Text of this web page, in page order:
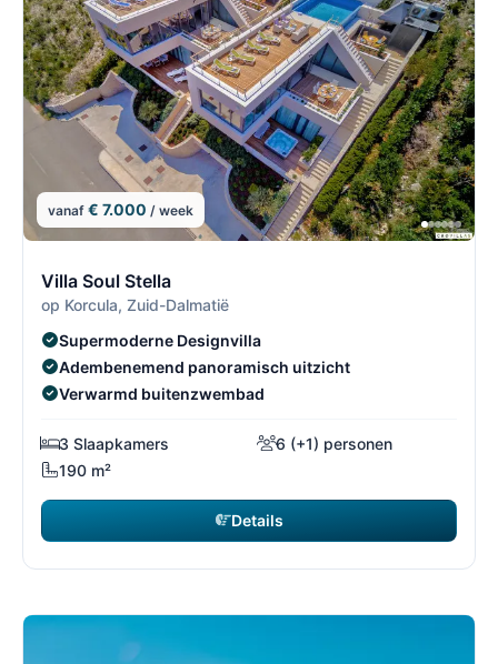
vanaf € 7.000 / week
Villa Soul Stella
op Korcula, Zuid-Dalmatië
Supermoderne Designvilla
Adembenemend panoramisch uitzicht
Verwarmd buitenzwembad
3 Slaapkamers
6 (+1) personen
190 m²
Details